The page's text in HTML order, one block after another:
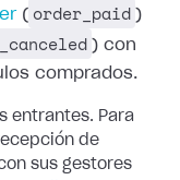
( order_paid )
) con
comprados.
entrantes. Para
de
sus gestores